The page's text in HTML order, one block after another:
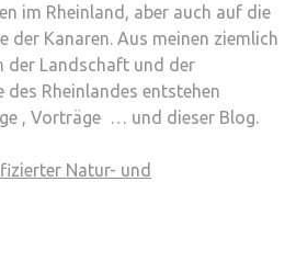
im Rheinland, aber auch auf die
der Kanaren. Aus meinen ziemlich
der Landschaft und der
des Rheinlandes entstehen
, Vorträge … und dieser Blog.
Natur- und